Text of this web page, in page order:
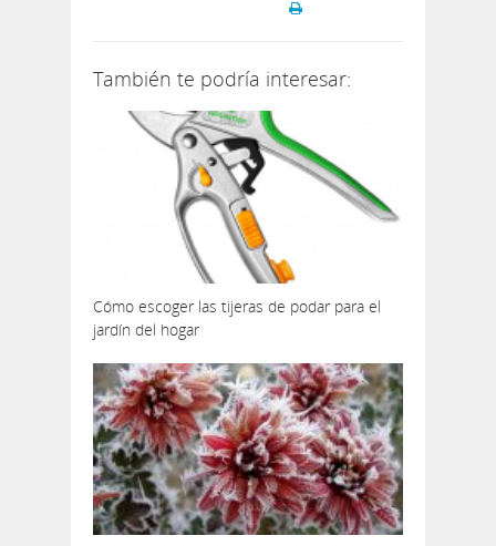
También te podría interesar:
Cómo escoger las tijeras de podar para el
jardín del hogar